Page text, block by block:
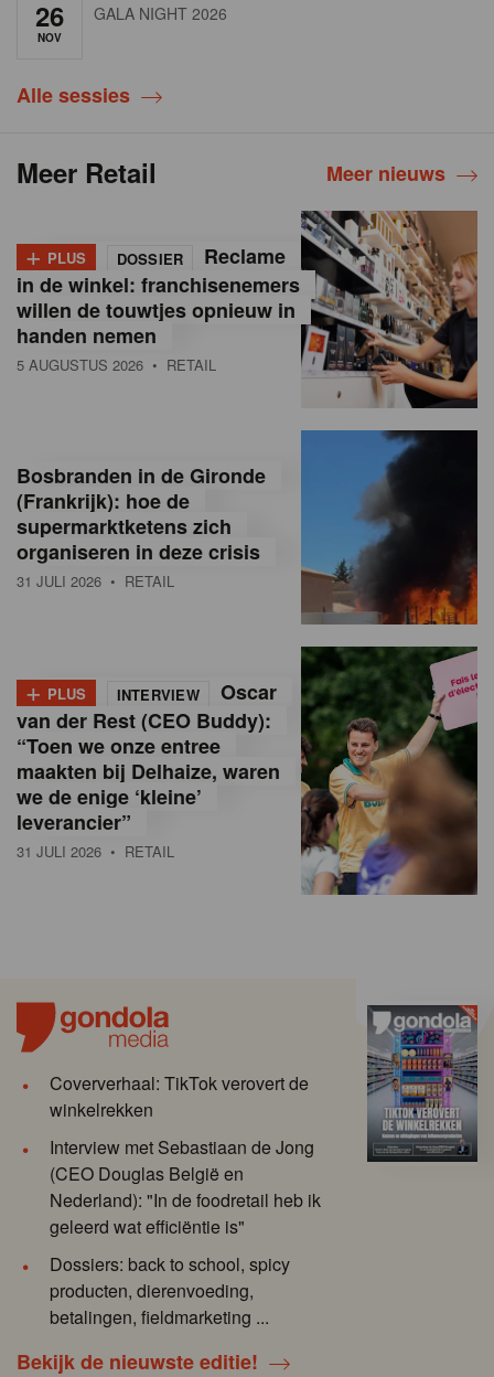
26
NOV
GALA NIGHT 2026
Alle sessies
Meer Retail Meer nieuws
+ PLUS DOSSIER
Reclame
in de winkel: franchisenemers
willen de touwtjes opnieuw in
handen nemen
5 AUGUSTUS 2026 • RETAIL
Bosbranden in de Gironde
(Frankrijk): hoe de
supermarktketens zich
organiseren in deze crisis
31 JULI 2026 • RETAIL
+ PLUS INTERVIEW
Oscar
van der Rest (CEO Buddy):
“Toen we onze entree
maakten bij Delhaize, waren
we de enige ‘kleine’
leverancier”
31 JULI 2026 • RETAIL
Coververhaal: TikTok verovert de
winkelrekken
Interview met Sebastiaan de Jong
(CEO Douglas België en
Nederland): "In de foodretail heb ik
geleerd wat efficiëntie is"
Dossiers: back to school, spicy
producten, dierenvoeding,
betalingen, fieldmarketing ...
Bekijk de nieuwste editie!